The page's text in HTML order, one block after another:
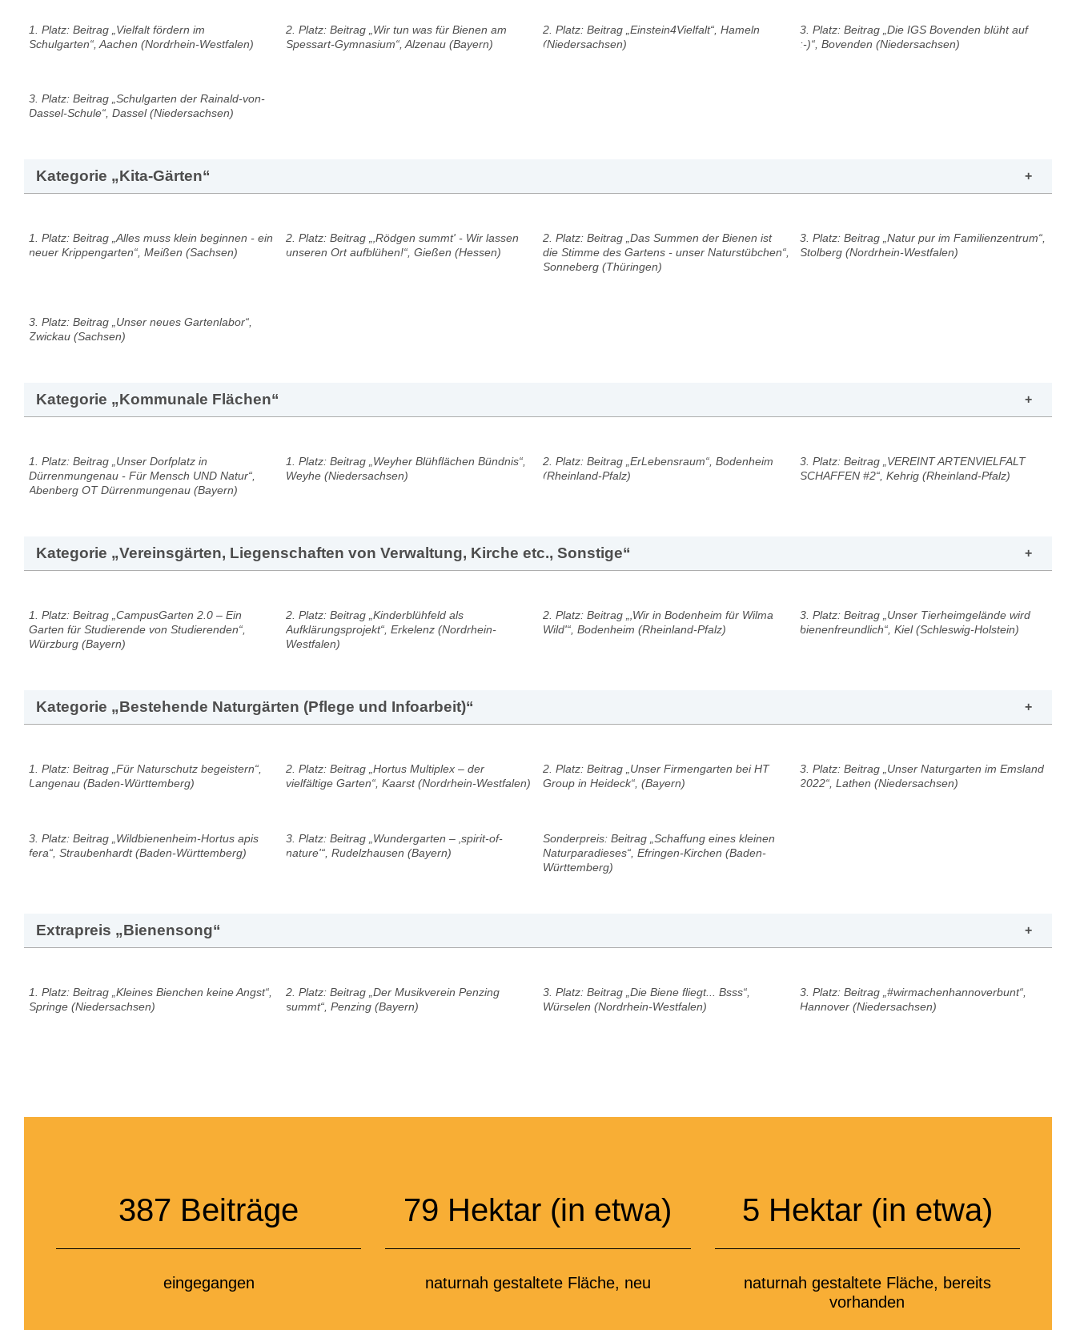
1. Platz: Beitrag „Vielfalt fördern im
Schulgarten“, Aachen (Nordrhein-Westfalen)
2. Platz: Beitrag „Wir tun was für Bienen am
Spessart-Gymnasium“, Alzenau (Bayern)
2. Platz: Beitrag „Einstein4Vielfalt“, Hameln
(Niedersachsen)
3. Platz: Beitrag „Die IGS Bovenden blüht auf
:-)“, Bovenden (Niedersachsen)
3. Platz: Beitrag „Schulgarten der Rainald-von-
Dassel-Schule“, Dassel (Niedersachsen)
Kategorie „Kita-Gärten“
1. Platz: Beitrag „Alles muss klein beginnen - ein
neuer Krippengarten“, Meißen (Sachsen)
2. Platz: Beitrag „‚Rödgen summt' - Wir lassen
unseren Ort aufblühen!“, Gießen (Hessen)
2. Platz: Beitrag „Das Summen der Bienen ist
die Stimme des Gartens - unser Naturstübchen“,
Sonneberg (Thüringen)
3. Platz: Beitrag „Natur pur im Familienzentrum“,
Stolberg (Nordrhein-Westfalen)
3. Platz: Beitrag „Unser neues Gartenlabor“,
Zwickau (Sachsen)
Kategorie „Kommunale Flächen“
1. Platz: Beitrag „Unser Dorfplatz in
Dürrenmungenau - Für Mensch UND Natur“,
Abenberg OT Dürrenmungenau (Bayern)
1. Platz: Beitrag „Weyher Blühflächen Bündnis“,
Weyhe (Niedersachsen)
2. Platz: Beitrag „ErLebensraum“, Bodenheim
(Rheinland-Pfalz)
3. Platz: Beitrag „VEREINT ARTENVIELFALT
SCHAFFEN #2“, Kehrig (Rheinland-Pfalz)
Kategorie „Vereinsgärten, Liegenschaften von Verwaltung, Kirche etc., Sonstige“
1. Platz: Beitrag „CampusGarten 2.0 – Ein
Garten für Studierende von Studierenden“,
Würzburg (Bayern)
2. Platz: Beitrag „Kinderblühfeld als
Aufklärungsprojekt“, Erkelenz (Nordrhein-
Westfalen)
2. Platz: Beitrag „‚Wir in Bodenheim für Wilma
Wild'“, Bodenheim (Rheinland-Pfalz)
3. Platz: Beitrag „Unser Tierheimgelände wird
bienenfreundlich“, Kiel (Schleswig-Holstein)
Kategorie „Bestehende Naturgärten (Pflege und Infoarbeit)“
1. Platz: Beitrag „Für Naturschutz begeistern“,
Langenau (Baden-Württemberg)
2. Platz: Beitrag „Hortus Multiplex – der
vielfältige Garten“, Kaarst (Nordrhein-Westfalen)
2. Platz: Beitrag „Unser Firmengarten bei HT
Group in Heideck“, (Bayern)
3. Platz: Beitrag „Unser Naturgarten im Emsland
2022“, Lathen (Niedersachsen)
3. Platz: Beitrag „Wildbienenheim-Hortus apis
fera“, Straubenhardt (Baden-Württemberg)
3. Platz: Beitrag „Wundergarten – ‚spirit-of-
nature'“, Rudelzhausen (Bayern)
Sonderpreis: Beitrag „Schaffung eines kleinen
Naturparadieses“, Efringen-Kirchen (Baden-
Württemberg)
Extrapreis „Bienensong“
1. Platz: Beitrag „Kleines Bienchen keine Angst“,
Springe (Niedersachsen)
2. Platz: Beitrag „Der Musikverein Penzing
summt“, Penzing (Bayern)
3. Platz: Beitrag „Die Biene fliegt... Bsss“,
Würselen (Nordrhein-Westfalen)
3. Platz: Beitrag „#wirmachenhannoverbunt“,
Hannover (Niedersachsen)
387 Beiträge
eingegangen
79 Hektar (in etwa)
naturnah gestaltete Fläche, neu
5 Hektar (in etwa)
naturnah gestaltete Fläche, bereits
vorhanden